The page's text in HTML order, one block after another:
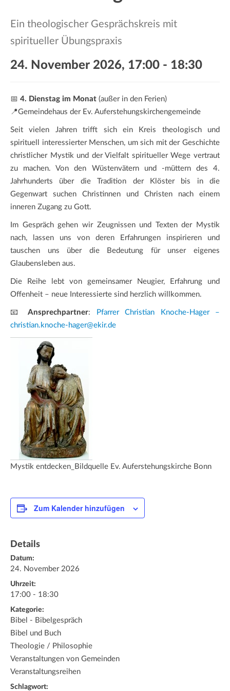
Ein theologischer Gesprächskreis mit
spiritueller Übungspraxis
24. November 2026, 17:00 - 18:30
📅 4. Dienstag im Monat (außer in den Ferien)
📍Gemeindehaus der Ev. Auferstehungskirchengemeinde
Seit vielen Jahren trifft sich ein Kreis theologisch und
spirituell interessierter Menschen, um sich mit der Geschichte
christlicher Mystik und der Vielfalt spiritueller Wege vertraut
zu machen. Von den Wüstenvätern und -müttern des 4.
Jahrhunderts über die Tradition der Klöster bis in die
Gegenwart suchen Christinnen und Christen nach einem
inneren Zugang zu Gott.
Im Gespräch gehen wir Zeugnissen und Texten der Mystik
nach, lassen uns von deren Erfahrungen inspirieren und
tauschen uns über die Bedeutung für unser eigenes
Glaubensleben aus.
Die Reihe lebt von gemeinsamer Neugier, Erfahrung und
Offenheit – neue Interessierte sind herzlich willkommen.
📧 Ansprechpartner:
Pfarrer Christian Knoche-Hager –
christian.knoche-hager@ekir.de
Mystik entdecken_Bildquelle Ev. Auferstehungskirche Bonn
Zum Kalender hinzufügen
Details
Datum:
24. November 2026
Uhrzeit:
17:00 - 18:30
Kategorie:
Bibel - Bibelgespräch
Bibel und Buch
Theologie / Philosophie
Veranstaltungen von Gemeinden
Veranstaltungsreihen
Schlagwort: